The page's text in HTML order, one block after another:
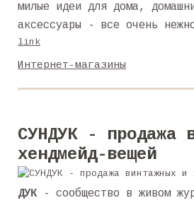
милые идеи для дома,
аксессуары - все очень
link
Интернет-магазины
СУНДУК - продажа
хендмейд-вещей
ДУК - сообщество в живом